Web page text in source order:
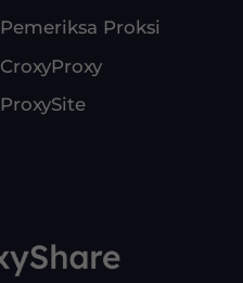
Pemeriksa Proksi
CroxyProxy
ProxySite